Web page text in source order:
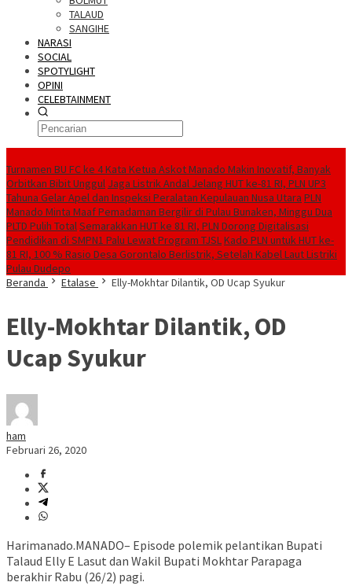
TALAUD
SANGIHE
NARASI
SOCIAL
SPOTYLIGHT
OPINI
CELEBTAINMENT
Turnamen BU FC ke 4 Kata Ketua Askot Manado Makin Inovatif, Banyak
Orbitkan Bibit Unggul Jaga Listrik Andal Jelang HUT ke-81 RI, PLN UP3
Tahuna Gelar Apel dan Inspeksi Peralatan Kepulauan Nusa Utara PLN
Manado Minta Maaf Pemadaman Bergilir di Pulau Bunaken, Minggu Dua
PLTD Pulih TotalSemarakkan HUT ke 81 RI, PLN Dorong Digitalisasi
Pendidikan di SMPN1 Palu Lewat Program TJSLKado PLN untuk HUT ke-
81 RI, 100 % Rasio Desa Gorontalo Berlistrik, Setelah Kabel Laut Listriki
Pulau Dudepo
Beranda
Etalase Elly-Mokhtar Dilantik, OD Ucap Syukur
Elly-Mokhtar Dilantik, OD
Ucap Syukur
ham
Februari 26, 2020
Harimanado.MANADO– Episode polemik pelantikan Bupati
Talaud Elly E Lasut dan Wakil Bupati Mokhtar Parapaga
berakhir Rabu (26/2) pagi.